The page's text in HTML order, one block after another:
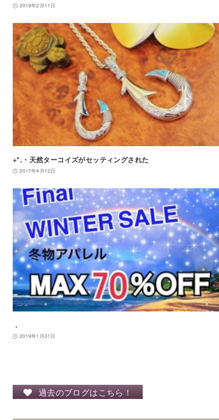
2019年2月11日
+*.・天然ターコイズがセッティングされた
2017年4月12日
．
2019年1月31日
過去のブログはこちら！